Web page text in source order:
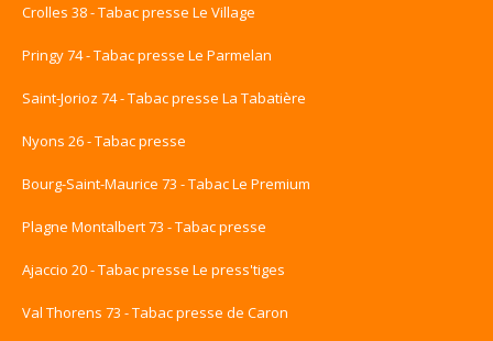
Crolles 38 - Tabac presse Le Village
Pringy 74 - Tabac presse Le Parmelan
Saint-Jorioz 74 - Tabac presse La Tabatière
Nyons 26 - Tabac presse
Bourg-Saint-Maurice 73 - Tabac Le Premium
Plagne Montalbert 73 - Tabac presse
Ajaccio 20 - Tabac presse Le press'tiges
Val Thorens 73 - Tabac presse de Caron